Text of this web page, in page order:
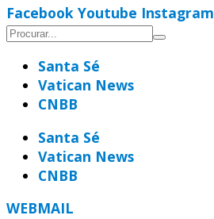
Facebook Youtube Instagram
Santa Sé
Vatican News
CNBB
Santa Sé
Vatican News
CNBB
WEBMAIL